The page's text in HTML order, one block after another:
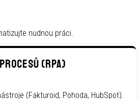
nudnou práci.
(RPA)
(Fakturoid, Pohoda, HubSpot).